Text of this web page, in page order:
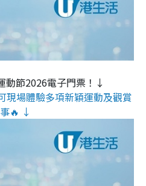
動節2026電子門票！↓
現場體驗多項新穎運動及觀賞
🔥 ↓